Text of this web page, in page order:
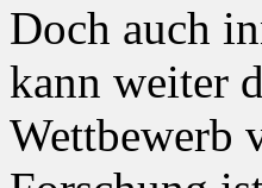
Doch auch
kann weiter
Wettbewerb